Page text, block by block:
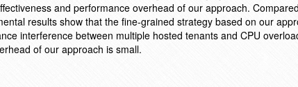
and performance overhead of our approach.
results show that the fine-grained strategy based on our
interference between multiple hosted tenants and CPU
of our approach is small.